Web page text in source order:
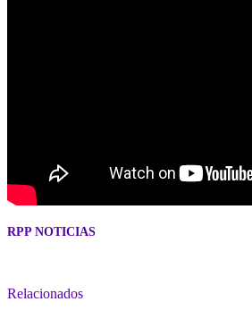
RPP NOTICIAS
Relacionados